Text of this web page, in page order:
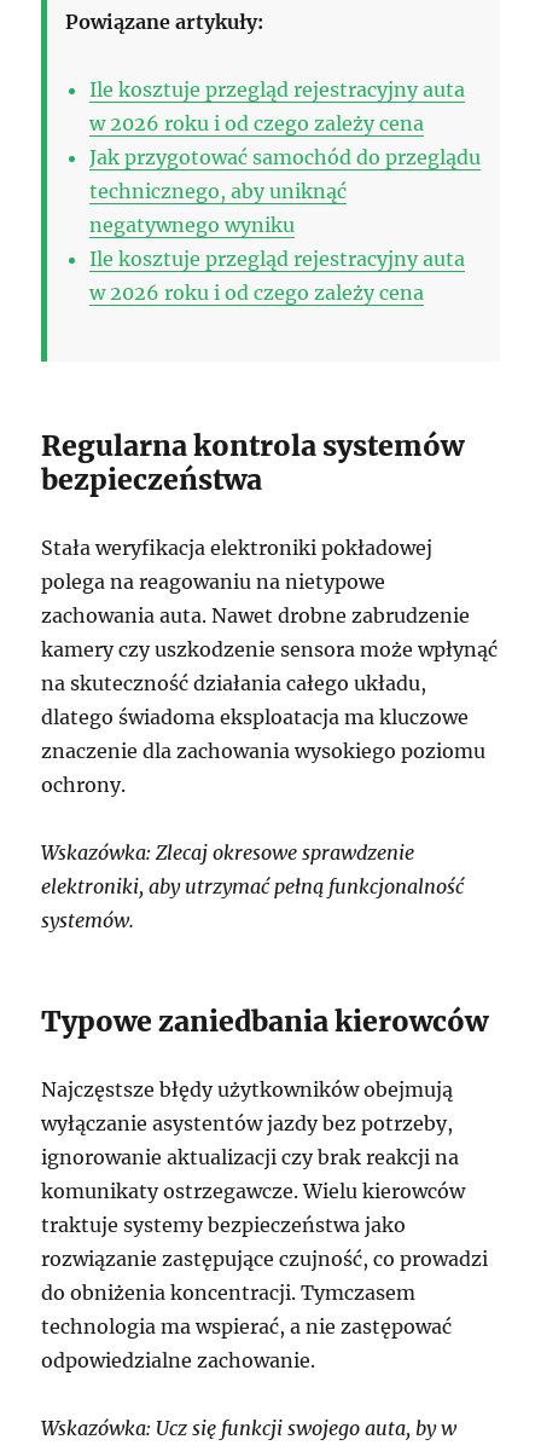
Powiązane artykuły:
Ile kosztuje przegląd rejestracyjny auta
w 2026 roku i od czego zależy cena
Jak przygotować samochód do przeglądu
technicznego, aby uniknąć
negatywnego wyniku
Ile kosztuje przegląd rejestracyjny auta
w 2026 roku i od czego zależy cena
Regularna kontrola systemów
bezpieczeństwa
Stała weryfikacja elektroniki pokładowej
polega na reagowaniu na nietypowe
zachowania auta. Nawet drobne zabrudzenie
kamery czy uszkodzenie sensora może wpłynąć
na skuteczność działania całego układu,
dlatego świadoma eksploatacja ma kluczowe
znaczenie dla zachowania wysokiego poziomu
ochrony.
Wskazówka: Zlecaj okresowe sprawdzenie
elektroniki, aby utrzymać pełną funkcjonalność
systemów.
Typowe zaniedbania kierowców
Najczęstsze błędy użytkowników obejmują
wyłączanie asystentów jazdy bez potrzeby,
ignorowanie aktualizacji czy brak reakcji na
komunikaty ostrzegawcze. Wielu kierowców
traktuje systemy bezpieczeństwa jako
rozwiązanie zastępujące czujność, co prowadzi
do obniżenia koncentracji. Tymczasem
technologia ma wspierać, a nie zastępować
odpowiedzialne zachowanie.
Wskazówka: Ucz się funkcji swojego auta, by w